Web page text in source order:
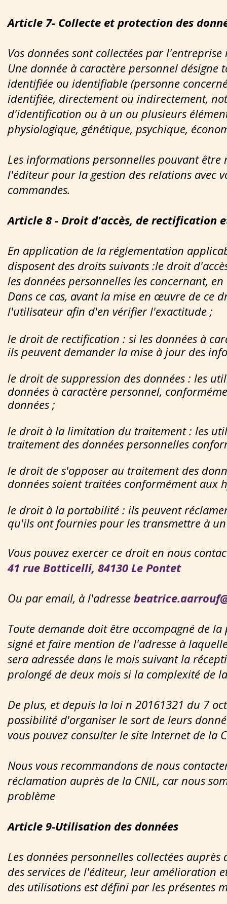
Article 7- Collecte et protection des
Vos données sont collectées par
Une donnée à caractère personnel
identifiée ou identifiable (personne
identifiée, directement ou indirectement,
d'identification ou à un ou plusieurs
physiologique, génétique, psychique,
Les informations personnelles pouvant
l'éditeur pour la gestion des relations avec
commandes.
Article 8 - Droit d'accès, de rectification
En application de la réglementation
disposent des droits suivants :le droit
les données personnelles les concernant,
Dans ce cas, avant la mise en œuvre de
l'utilisateur afin d'en vérifier l'exactitude ;
le droit de rectification : si les données à
ils peuvent demander la mise à jour des
le droit de suppression des données : les
données à caractère personnel,
données ;
le droit à la limitation du traitement : les
traitement des données personnelles
le droit de s'opposer au traitement des
données soient traitées conformément aux
le droit à la portabilité : ils peuvent
qu'ils ont fournies pour les transmettre à
Vous pouvez exercer ce droit en nous
41 rue Botticelli, 84130 Le Pontet
Ou par email, à l'adresse
Toute demande doit être accompagné de
signé et faire mention de l'adresse à
sera adressée dans le mois suivant la
prolongé de deux mois si la complexité de
De plus, et depuis la loi n 20161321 du 7
possibilité d'organiser le sort de leurs
vous pouvez consulter le site Internet de la
Nous vous recommandons de nous
réclamation auprès de la CNIL, car nous
problème
Article 9-Utilisation des données
Les données personnelles collectées
des services de l'éditeur, leur amélioration
des utilisations est défini par les présentes